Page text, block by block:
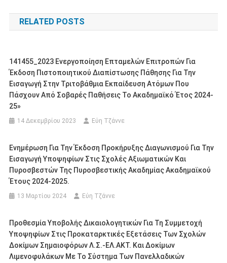
άρθρων
RELATED POSTS
141455_2023 Ενεργοποίηση Επταμελών Επιτροπών Για
Έκδοση Πιστοποιητικού Διαπίστωσης Πάθησης Για Την
Εισαγωγή Στην Τριτοβάθμια Εκπαίδευση Ατόμων Που
Πάσχουν Από Σοβαρές Παθήσεις Το Ακαδημαϊκό Έτος 2024-
25»
14 Δεκεμβρίου 2023 Εύη Τζάννε
Ενημέρωση Για Την Έκδοση Προκήρυξης Διαγωνισμού Για Την
Εισαγωγή Υποψηφίων Στις Σχολές Αξιωματικών Και
Πυροσβεστών Της Πυροσβεστικής Ακαδημίας Ακαδημαϊκού
Έτους 2024-2025.
13 Μαρτίου 2024 Εύη Τζάννε
Προθεσμία Υποβολής Δικαιολογητικών Για Τη Συμμετοχή
Υποψηφίων Στις Προκαταρκτικές Εξετάσεις Των Σχολών
Δοκίμων Σημαιοφόρων Λ.Σ.-ΕΛ.ΑΚΤ. Και Δοκίμων
Λιμενοφυλάκων Με Το Σύστημα Των Πανελλαδικών